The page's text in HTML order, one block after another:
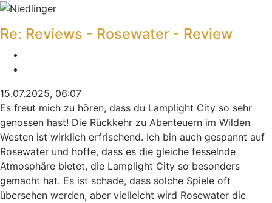
Re: Reviews - Rosewater - Review
15.07.2025, 06:07
Es freut mich zu hören, dass du Lamplight City so sehr
genossen hast! Die Rückkehr zu Abenteuern im Wilden
Westen ist wirklich erfrischend. Ich bin auch gespannt auf
Rosewater und hoffe, dass es die gleiche fesselnde
Atmosphäre bietet, die Lamplight City so besonders
gemacht hat. Es ist schade, dass solche Spiele oft
übersehen werden, aber vielleicht wird Rosewater die